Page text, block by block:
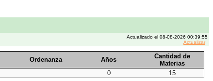
Actualizado el 08-08-2026 00:39:55
Actualizar
Ordenanza Años
Cantidad de
Materias
0
15